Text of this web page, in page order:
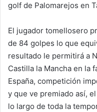
golf de Palomarejos en
El jugador tomellosero
de 84 golpes lo que
resultado le permitirá a
Castilla la Mancha en la
España, competición
y que ve premiado así,
lo largo de toda la